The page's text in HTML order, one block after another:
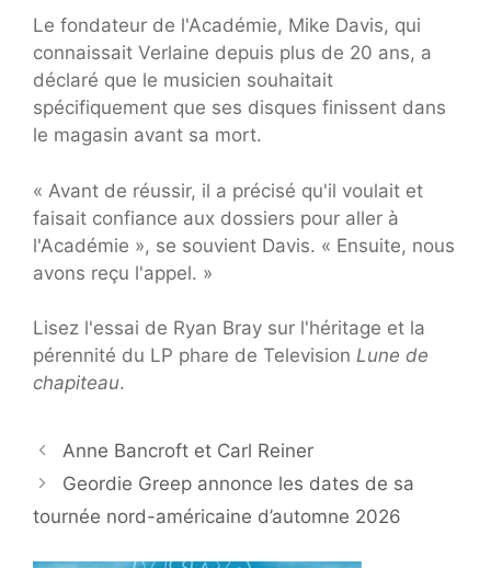
Le fondateur de l'Académie, Mike Davis, qui
connaissait Verlaine depuis plus de 20 ans, a
déclaré que le musicien souhaitait
spécifiquement que ses disques finissent dans
le magasin avant sa mort.
« Avant de réussir, il a précisé qu'il voulait et
faisait confiance aux dossiers pour aller à
l'Académie », se souvient Davis. « Ensuite, nous
avons reçu l'appel. »
Lisez l'essai de Ryan Bray sur l'héritage et la
pérennité du LP phare de Television Lune de
chapiteau.
Anne Bancroft et Carl Reiner
Geordie Greep annonce les dates de sa
tournée nord-américaine d’automne 2026